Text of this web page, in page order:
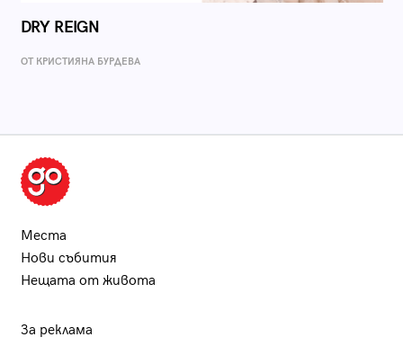
DRY REIGN
ОТ КРИСТИЯНА БУРДЕВА
Места
Нови събития
Нещата от живота
За реклама